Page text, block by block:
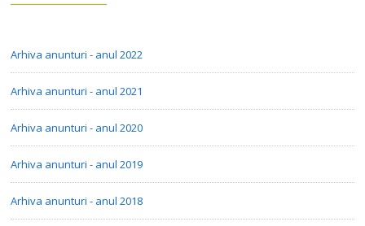
Arhiva anunturi - anul 2022
Arhiva anunturi - anul 2021
Arhiva anunturi - anul 2020
Arhiva anunturi - anul 2019
Arhiva anunturi - anul 2018